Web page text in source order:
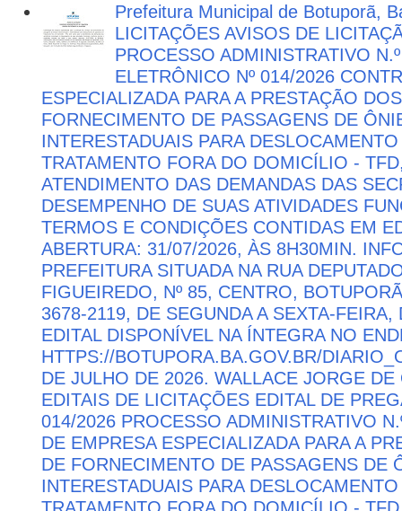
Prefeitura Municipal de Botuporã,
LICITAÇÕES AVISOS DE
PROCESSO ADMINISTRATIVO
ELETRÔNICO Nº 014/2026
ESPECIALIZADA PARA A PRESTAÇÃO
FORNECIMENTO DE PASSAGENS DE
INTERESTADUAIS PARA
TRATAMENTO FORA DO DOMICÍLIO -
ATENDIMENTO DAS DEMANDAS DAS
DESEMPENHO DE SUAS ATIVIDADES
TERMOS E CONDIÇÕES CONTIDAS EM
ABERTURA: 31/07/2026, ÀS 8H30MIN.
PREFEITURA SITUADA NA RUA
FIGUEIREDO, Nº 85, CENTRO,
3678-2119, DE SEGUNDA A SEXTA-
EDITAL DISPONÍVEL NA ÍNTEGRA NO
HTTPS://BOTUPORA.BA.GOV.BR/
DE JULHO DE 2026. WALLACE JORGE
EDITAIS DE LICITAÇÕES EDITAL DE
014/2026 PROCESSO ADMINISTRATIVO
DE EMPRESA ESPECIALIZADA PARA A
DE FORNECIMENTO DE PASSAGENS DE
INTERESTADUAIS PARA